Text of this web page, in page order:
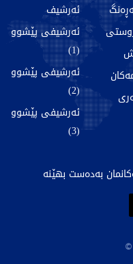
ئەرشیف
ئەرشیفی پێشوو
(1)
ئەرشیفی پێشوو
(2)
ئەرشیفی پێشوو
(3)
بەدەست بهێنە
©